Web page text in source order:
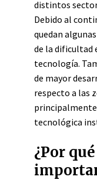
distintos
Debido al
quedan
de la dificultad
tecnología.
de mayor
respecto a las
tecnológica
¿Por